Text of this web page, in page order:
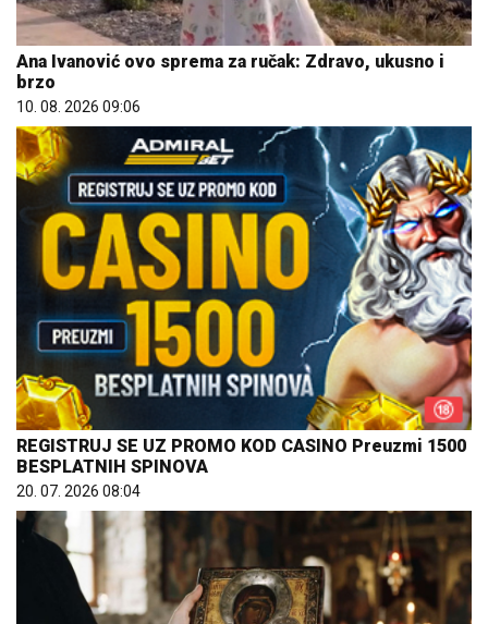
REGISTRUJ SE UZ PROMO KOD CASINO Preuzmi 1500
BESPLATNIH SPINOVA
20. 07. 2026 08:04
Bogorodica ili sv Petka: Koje ikone mame nose u
novčanicima
10. 08. 2026 09:05